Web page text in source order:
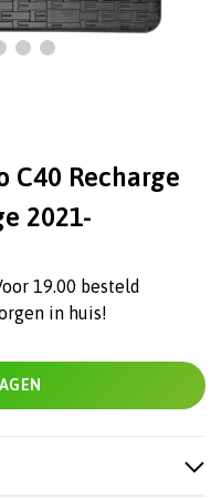
C40 Recharge
2021-
19.00 besteld
in huis!